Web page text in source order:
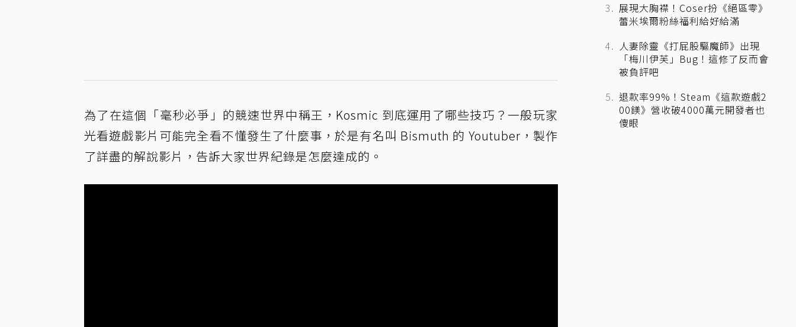
為了在這個「毫秒必爭」的競速世界中稱王，Kosmic 到底運用了哪些技巧？一般玩家
光看遊戲影片可能完全看不懂發生了什麼事，於是有名叫 Bismuth 的 Youtuber，製作
了詳盡的解說影片，告訴大家世界紀錄是怎麼達成的。
展現大胸襟！Coser扮《絕區零》
蕾米埃爾粉絲福利給好給滿
人妻除靈《打屁股驅魔師》出現
「梅川伊芙」Bug！這修了反而會
被負評吧
退款率99%！Steam《這款遊戲2
00鎂》營收破4000萬元開發者也
傻眼